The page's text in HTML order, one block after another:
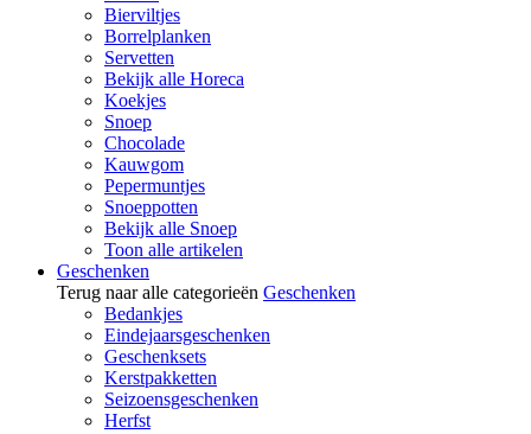
Bierviltjes
Borrelplanken
Servetten
Bekijk alle Horeca
Koekjes
Snoep
Chocolade
Kauwgom
Pepermuntjes
Snoeppotten
Bekijk alle Snoep
Toon alle artikelen
Geschenken
Terug naar alle categorieën Geschenken
Bedankjes
Eindejaarsgeschenken
Geschenksets
Kerstpakketten
Seizoensgeschenken
Herfst